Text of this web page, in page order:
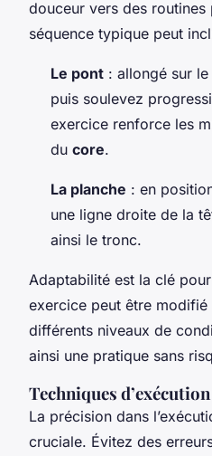
douceur vers des
séquence typique peut
Le pont : allongé sur
puis soulevez
exercice renforce les
du core.
La planche : en
une ligne droite de la
ainsi le tronc.
Adaptabilité est la clé
exercice peut être modifié
différents niveaux de
ainsi une pratique sans
Techniques d’exécution
La précision dans
cruciale. Évitez des